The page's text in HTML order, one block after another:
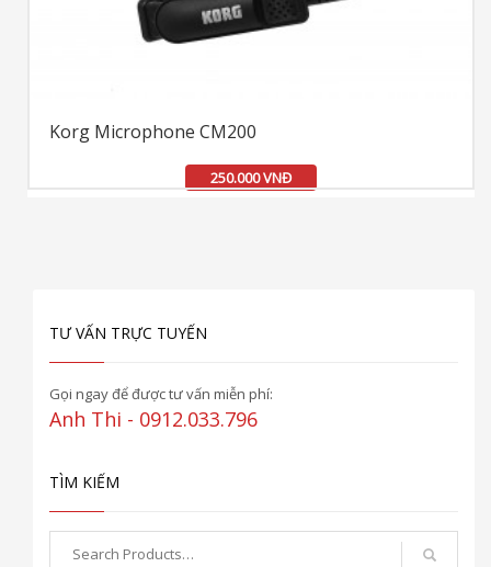
Korg Microphone CM200
250.000 VNĐ
TƯ VẤN TRỰC TUYẾN
Gọi ngay để được tư vấn miễn phí:
Anh Thi - 0912.033.796
TÌM KIẾM